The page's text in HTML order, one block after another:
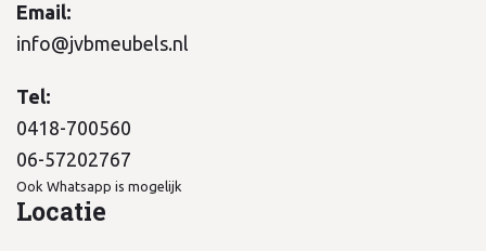
Email:
info@jvbmeubels.nl
Tel:
0418-700560
06-57202767
Ook Whatsapp is mogelijk
Locatie